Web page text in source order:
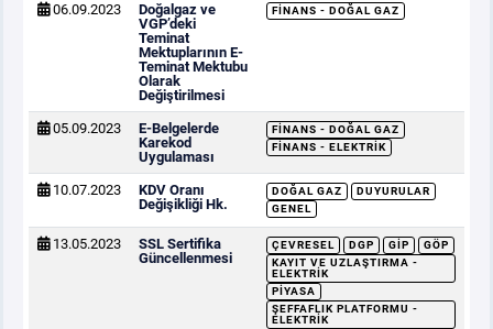
06.09.2023
Doğalgaz ve
VGP’deki
Teminat
Mektuplarının E-
Teminat Mektubu
Olarak
Değiştirilmesi
FINANS - DOĞAL GAZ
05.09.2023
E-Belgelerde
Karekod
Uygulaması
FINANS - DOĞAL GAZ
FINANS - ELEKTRIK
10.07.2023
KDV Oranı
Değişikliği Hk.
DOĞAL GAZ
DUYURULAR
GENEL
13.05.2023
SSL Sertifika
Güncellenmesi
ÇEVRESEL DGP GİP
GÖP
KAYIT VE UZLAŞTIRMA -
ELEKTRIK
PIYASA
ŞEFFAFLIK PLATFORMU -
ELEKTRIK